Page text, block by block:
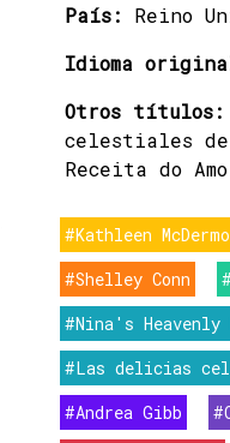
País: Reino
Idioma
Otros títulos:
celestiales
Receita do
#Kathleen
#Shelley Conn
#Nina's
#Las delicias
#Andrea Gibb